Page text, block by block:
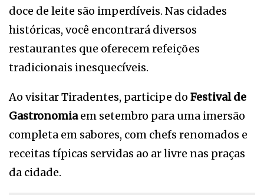
doce de leite são imperdíveis. Nas cidades
históricas, você encontrará diversos
restaurantes que oferecem refeições
tradicionais inesquecíveis.
Ao visitar Tiradentes, participe do Festival de
Gastronomiaem setembro para uma imersão
completa em sabores, com chefs renomados e
receitas típicas servidas ao ar livre nas praças
da cidade.